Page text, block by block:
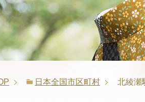
日本全国市区町村 北綾瀬